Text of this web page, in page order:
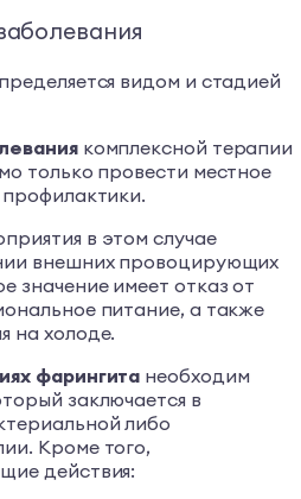
видом и стадией
комплексной терапии
только провести местное
в этом случае
внешних провоцирующих
значение имеет отказ от
питание, а также
на холоде.
фарингита необходим
заключается в
либо
Кроме того,
действия: